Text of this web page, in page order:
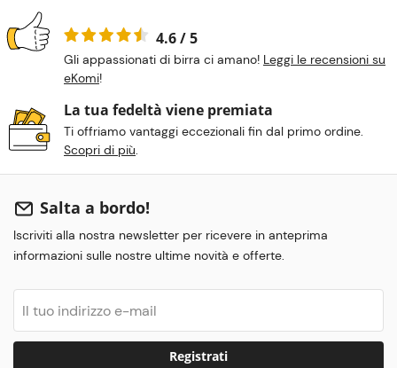
4.6 / 5
Gli appassionati di birra ci amano! Leggi le recensioni su
eKomi!
La tua fedeltà viene premiata
Ti offriamo vantaggi eccezionali fin dal primo ordine.
Scopri di più.
Salta a bordo!
Iscriviti alla nostra newsletter per ricevere in anteprima
informazioni sulle nostre ultime novità e offerte.
Registrati